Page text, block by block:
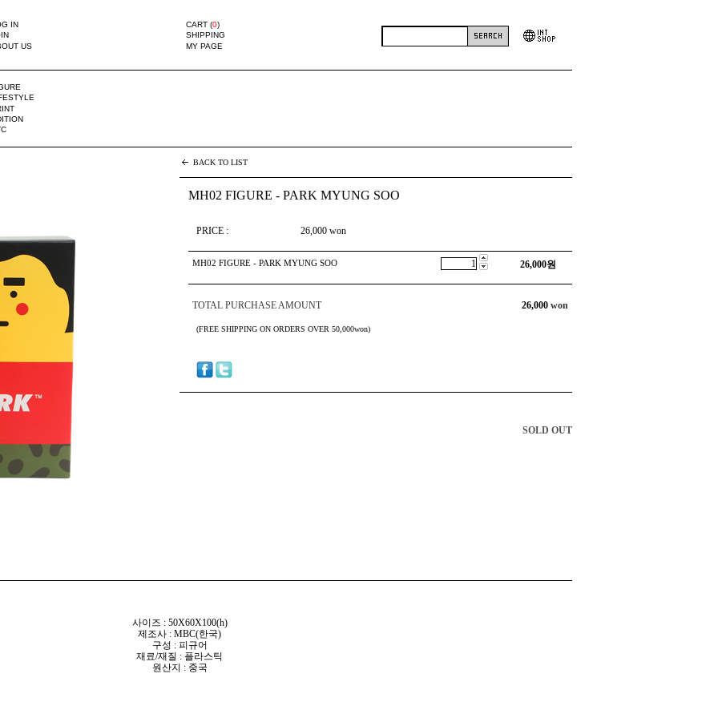
IN
US
CART (0)
SHIPPING
MY PAGE
BACK TO LIST
MH02 FIGURE - PARK MYUNG SOO
PRICE : 26,000 won
MH02 FIGURE - PARK MYUNG SOO 26,000원
TOTAL PURCHASE AMOUNT 26,000 won
(FREE SHIPPING ON ORDERS OVER 50,000won)
SOLD OUT
사이즈 : 50X60X100(h)
제조사 : MBC(한국)
구성 : 피규어
재료/재질 : 플라스틱
원산지 : 중국